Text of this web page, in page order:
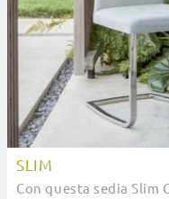
SLIM
Con questa sedia Slim